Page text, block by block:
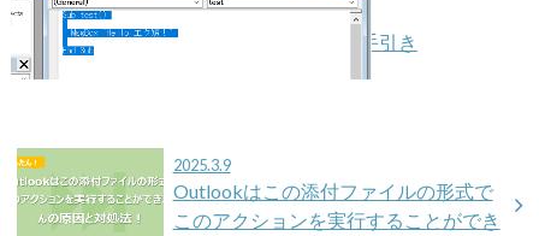
Outlook VBAをはじめよう！初心者向け手引き
2025.3.9
Outlookはこの添付ファイルの形式で
このアクションを実行することができ